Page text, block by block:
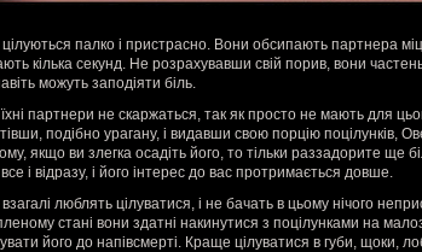
палко і пристрасно. Вони обсипають партнера
кілька секунд. Не розрахувавши свій порив, вони
можуть заподіяти біль.
їхні партнери не скаржаться, так як просто не мають для
подібно урагану, і видавши свою порцію поцілунків,
якщо ви злегка осадіть його, то тільки раззадорите ще
і відразу, і його інтерес до вас протримається довше.
люблять цілуватися, і не бачать в цьому нічого
стані вони здатні накинутися з поцілунками на
його до напівсмерті. Краще цілуватися в губи, щоки,